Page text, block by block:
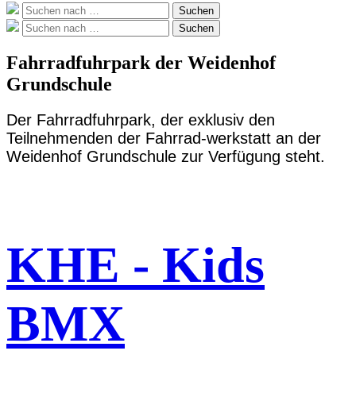
Suche
nach:
Suchen
Suche
nach:
Suchen
Fahrradfuhrpark der Weidenhof
Grundschule
Der Fahrradfuhrpark, der exklusiv den
Teilnehmenden der Fahrrad-werkstatt an der
Weidenhof Grundschule zur Verfügung steht.
KHE - Kids
BMX